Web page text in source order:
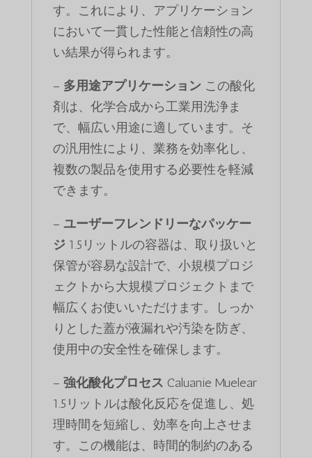
す。これにより、アプリケーション
において一貫した性能と信頼性の高
い結果が得られます。
– 多用途アプリケーション この酸化
剤は、化学合成から工業用洗浄ま
で、幅広い用途に適しています。そ
の汎用性により、業務を効率化し、
複数の製品を使用する必要性を軽減
できます。
– ユーザーフレンドリーなパッケー
ジ1.5リットルの容器は、取り扱いと
保管が容易な設計で、小規模プロジ
ェクトから大規模プロジェクトまで
幅広くお使いいただけます。しっか
りとした蓋が液漏れや汚染を防ぎ、
使用中の安全性を確保します。
– 強化酸化プロセス Caluanie Muelear
1.5リットルは酸化反応を促進し、処
理時間を短縮し、効率を向上させま
す。この機能は、時間的制約のある